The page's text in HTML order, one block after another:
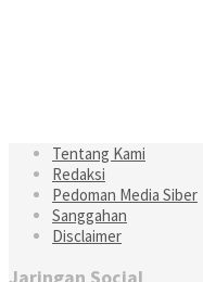
Tentang Kami
Redaksi
Pedoman Media Siber
Sanggahan
Disclaimer